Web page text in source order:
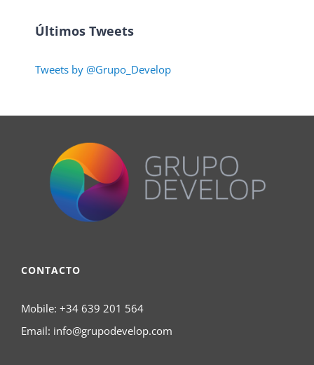
Últimos Tweets
Tweets by @Grupo_Develop
CONTACTO
Mobile: +34 639 201 564
Email: info@grupodevelop.com